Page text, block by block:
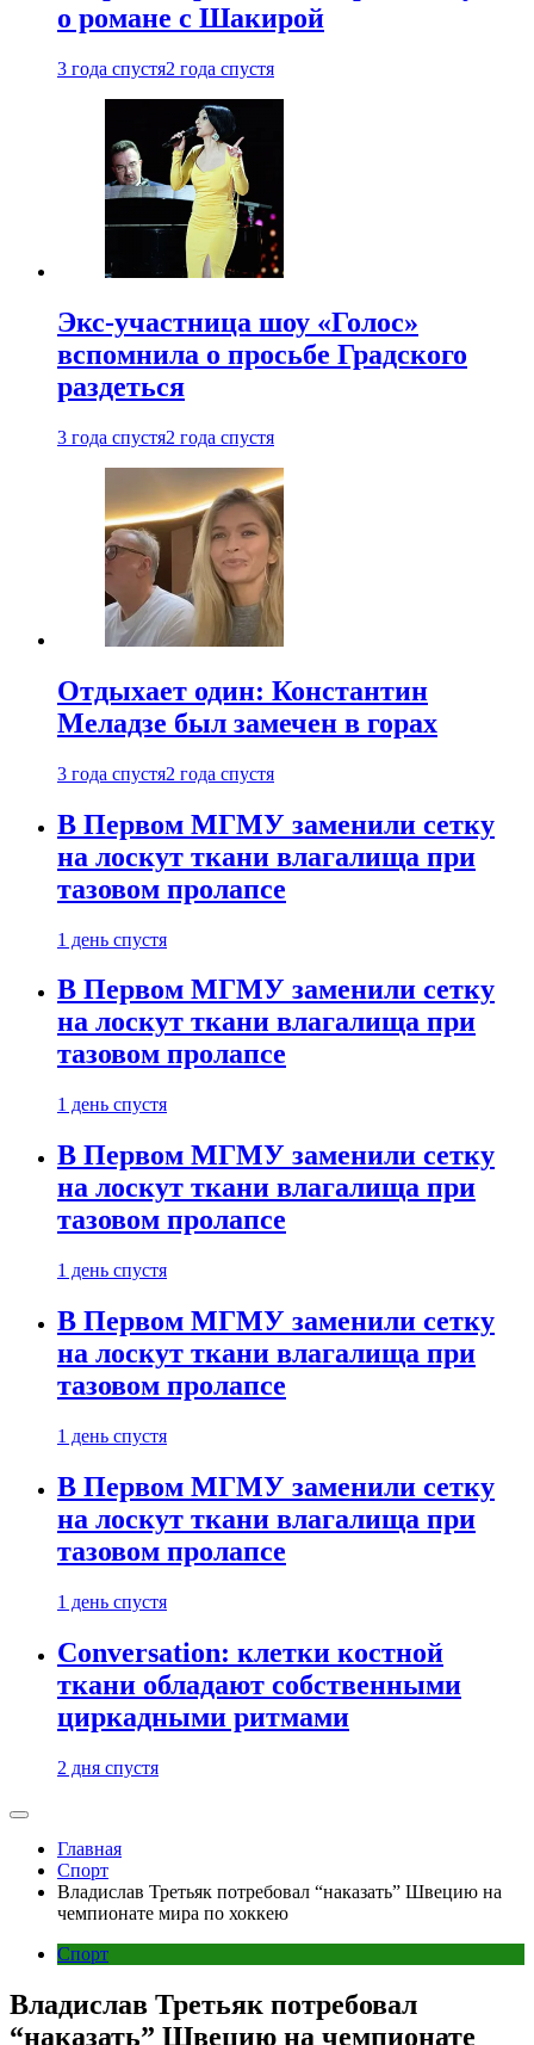
о романе с Шакирой
3 года спустя2 года спустя
Экс-участница шоу «Голос»
вспомнила о просьбе Градского
раздеться
3 года спустя2 года спустя
Отдыхает один: Константин
Меладзе был замечен в горах
3 года спустя2 года спустя
В Первом МГМУ заменили сетку
на лоскут ткани влагалища при
тазовом пролапсе
1 день спустя
В Первом МГМУ заменили сетку
на лоскут ткани влагалища при
тазовом пролапсе
1 день спустя
В Первом МГМУ заменили сетку
на лоскут ткани влагалища при
тазовом пролапсе
1 день спустя
В Первом МГМУ заменили сетку
на лоскут ткани влагалища при
тазовом пролапсе
1 день спустя
В Первом МГМУ заменили сетку
на лоскут ткани влагалища при
тазовом пролапсе
1 день спустя
Conversation: клетки костной
ткани обладают собственными
циркадными ритмами
2 дня спустя
Главная
Спорт
Владислав Третьяк потребовал “наказать” Швецию на
чемпионате мира по хоккею
Спорт
Владислав Третьяк потребовал
“наказать” Швецию на чемпионате